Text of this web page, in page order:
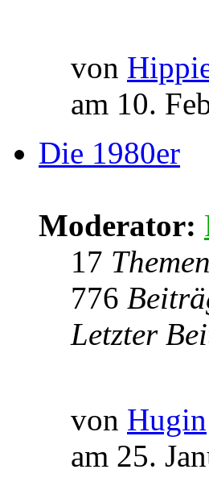
von
am 10.
Die 1980er
Moderator:
17 Themen
776
Letzter
von Hugin
am 25.